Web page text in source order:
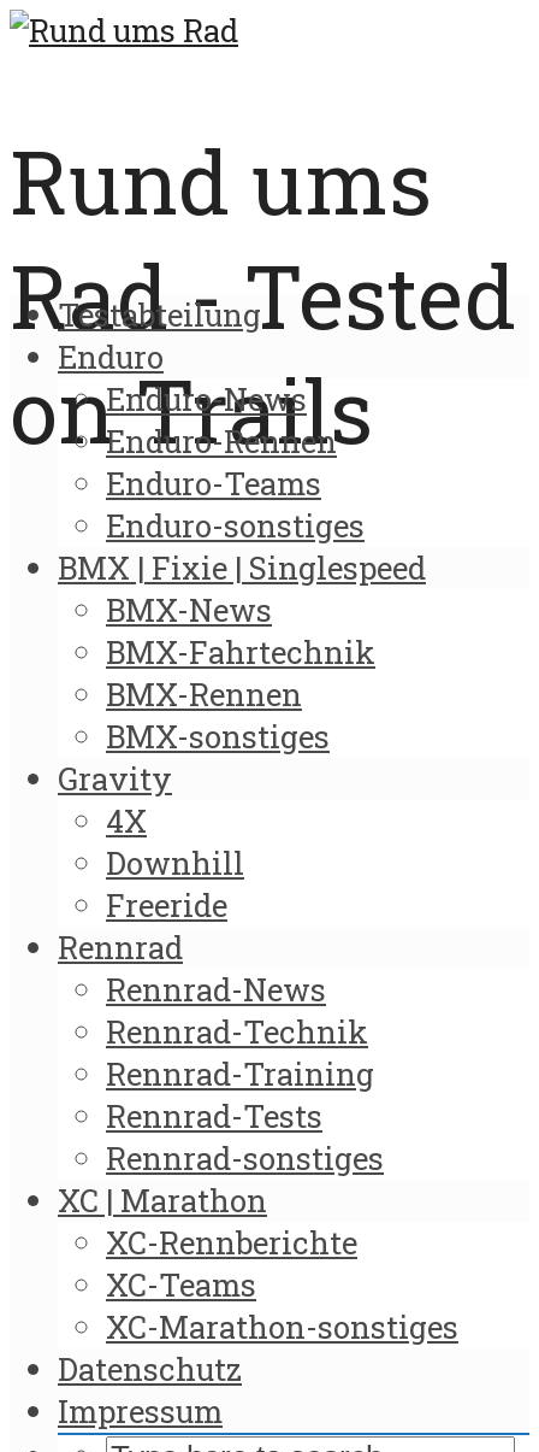
Rund ums
Rad - Tested
on Trails
Testabteilung
Enduro
Enduro-News
Enduro-Rennen
Enduro-Teams
Enduro-sonstiges
BMX | Fixie | Singlespeed
BMX-News
BMX-Fahrtechnik
BMX-Rennen
BMX-sonstiges
Gravity
4X
Downhill
Freeride
Rennrad
Rennrad-News
Rennrad-Technik
Rennrad-Training
Rennrad-Tests
Rennrad-sonstiges
XC | Marathon
XC-Rennberichte
XC-Teams
XC-Marathon-sonstiges
Datenschutz
Impressum